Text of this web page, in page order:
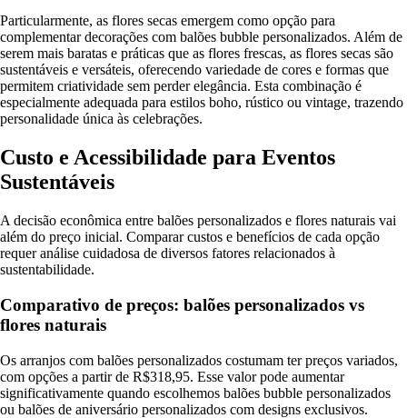
Particularmente, as flores secas emergem como opção para
complementar decorações com balões bubble personalizados. Além de
serem mais baratas e práticas que as flores frescas, as flores secas são
sustentáveis e versáteis, oferecendo variedade de cores e formas que
permitem criatividade sem perder elegância. Esta combinação é
especialmente adequada para estilos boho, rústico ou vintage, trazendo
personalidade única às celebrações.
Custo e Acessibilidade para Eventos
Sustentáveis
A decisão econômica entre balões personalizados e flores naturais vai
além do preço inicial. Comparar custos e benefícios de cada opção
requer análise cuidadosa de diversos fatores relacionados à
sustentabilidade.
Comparativo de preços: balões personalizados vs
flores naturais
Os arranjos com balões personalizados costumam ter preços variados,
com opções a partir de R$318,95. Esse valor pode aumentar
significativamente quando escolhemos balões bubble personalizados
ou balões de aniversário personalizados com designs exclusivos.